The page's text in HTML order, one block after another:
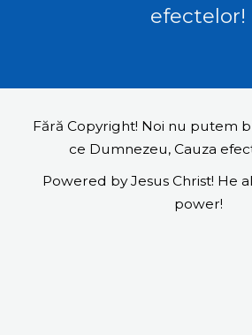
efectelor!
Fără Copyright! Noi nu putem
ce Dumnezeu, Cauza
Powered by Jesus Christ! He
power!